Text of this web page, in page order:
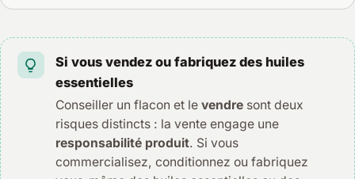
Si vous vendez ou fabriquez des huiles
essentielles
Conseiller un flacon et levendre sont deux
risques distincts : la vente engage une
responsabilité produit. Si vous
commercialisez, conditionnez ou fabriquez